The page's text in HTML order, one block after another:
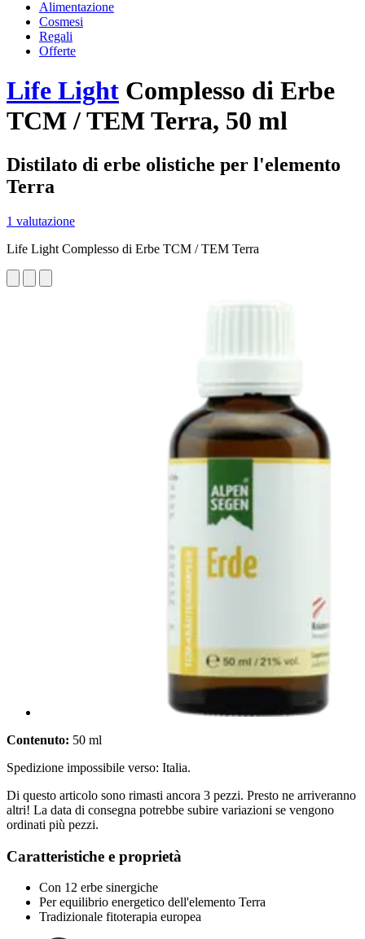
Alimentazione
Cosmesi
Regali
Offerte
Life Light Complesso di Erbe
TCM / TEM Terra, 50 ml
Distilato di erbe olistiche per l'elemento
Terra
1 valutazione
Life Light Complesso di Erbe TCM / TEM Terra
Contenuto: 50 ml
Spedizione impossibile verso: Italia.
Di questo articolo sono rimasti ancora 3 pezzi. Presto ne arriveranno
altri! La data di consegna potrebbe subire variazioni se vengono
ordinati più pezzi.
Caratteristiche e proprietà
Con 12 erbe sinergiche
Per equilibrio energetico dell'elemento Terra
Tradizionale fitoterapia europea